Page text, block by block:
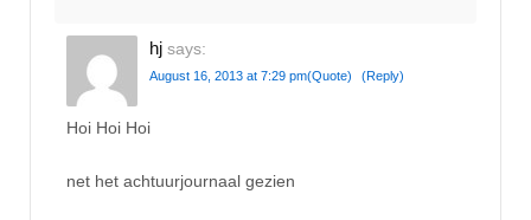
hj says:
August 16, 2013 at 7:29 pm(Quote) (Reply)
Hoi Hoi Hoi
net het achtuurjournaal gezien